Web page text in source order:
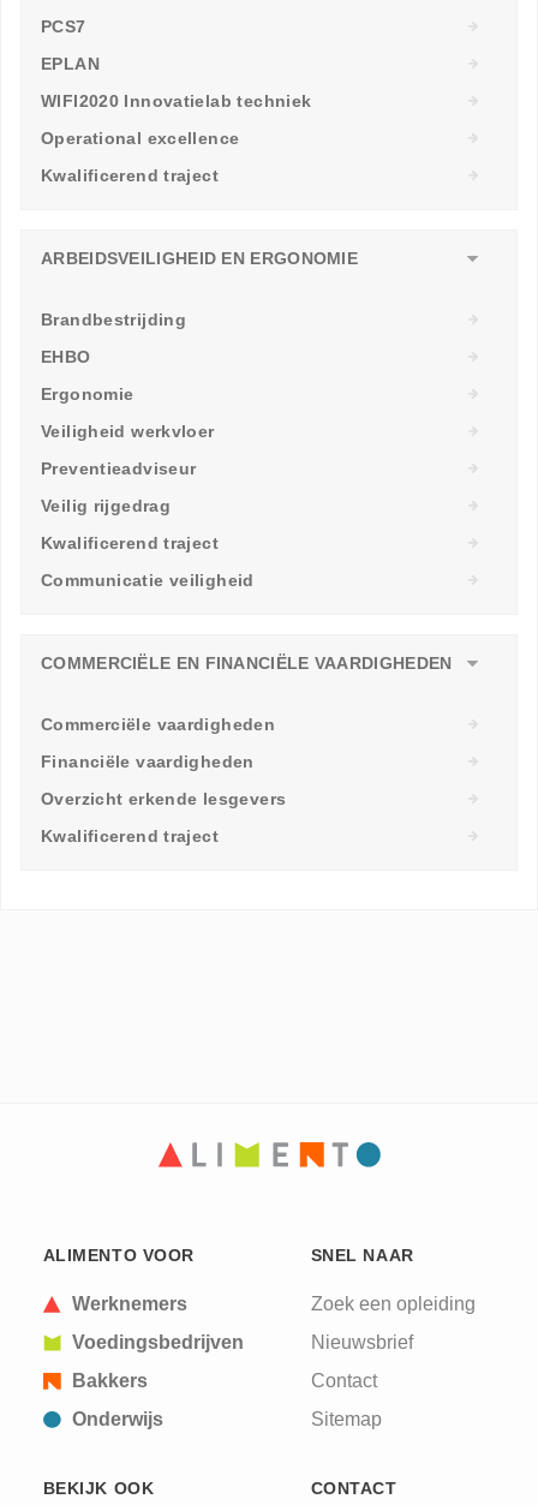
PCS7
EPLAN
WIFI2020 Innovatielab techniek
Operational excellence
Kwalificerend traject
ARBEIDSVEILIGHEID EN ERGONOMIE
Brandbestrijding
EHBO
Ergonomie
Veiligheid werkvloer
Preventieadviseur
Veilig rijgedrag
Kwalificerend traject
Communicatie veiligheid
COMMERCIËLE EN FINANCIËLE VAARDIGHEDEN
Commerciële vaardigheden
Financiële vaardigheden
Overzicht erkende lesgevers
Kwalificerend traject
ALIMENTO VOOR
Werknemers
Voedingsbedrijven
Bakkers
Onderwijs
SNEL NAAR
Zoek een opleiding
Nieuwsbrief
Contact
Sitemap
BEKIJK OOK CONTACT